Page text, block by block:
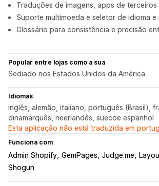
Traduções de imagens, apps de
Suporte multimoeda e seletor de idioma e
Glossário para consistência e precisão
Popular entre lojas como a sua
Sediado nos Estados Unidos da América
Idiomas
inglês, alemão, italiano, português (Brasil),
dinamarquês, neerlandês, suecoe espanhol
Esta aplicação não está traduzida em
Funciona com
Admin Shopify GemPages Judge.me
Shogun